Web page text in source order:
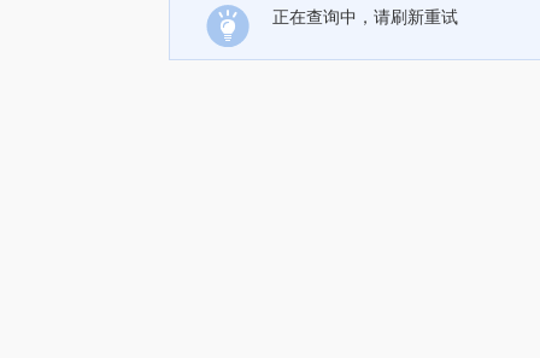
正在查询中，请刷新重试